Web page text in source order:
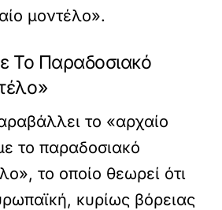
μοντέλο».
Το Παραδοσιακό
το «αρχαίο
το παραδοσιακό
το οποίο θεωρεί ότι
κυρίως βόρειας